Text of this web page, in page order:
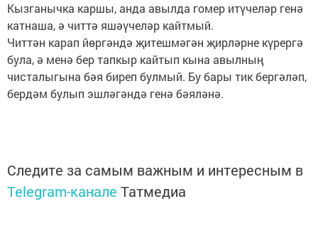
Кызганычка каршы, анда авылда гомер итүчеләр генә
катнаша, ә читтә яшәүчеләр кайтмый.
Читтән карап йөргәндә җитешмәгән җирләрне күрергә
була, ә менә бер тапкыр кайтып кына авылның
чисталыгына бәя биреп булмый. Бу бары тик бергәләп,
бердәм булып эшләгәндә генә бәяләнә.
Следите за самым важным и интересным в
Telegram-канале Татмедиа